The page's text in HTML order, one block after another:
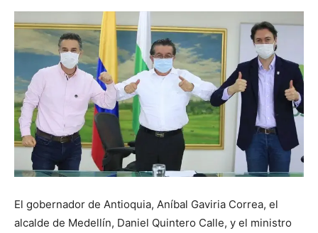
El gobernador de Antioquia, Aníbal Gaviria Correa, el
alcalde de Medellín, Daniel Quintero Calle, y el ministro